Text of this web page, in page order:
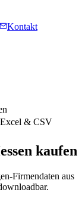
Kontakt
& CSV
kaufen
-Firmendaten aus